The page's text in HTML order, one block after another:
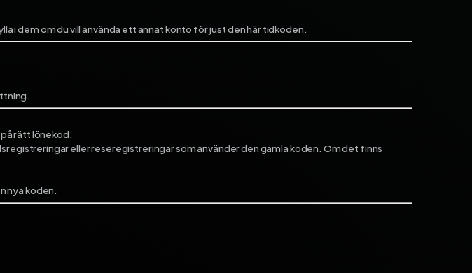
i dem om du vill använda ett annat konto för just den här tidkoden.
rätt lönekod.
eller reseregistreringar som använder den gamla koden. Om det finns
nya koden.